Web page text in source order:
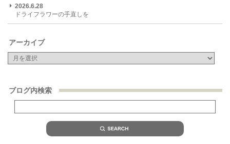
2026.6.28
ドライフラワーの手直しを
アーカイブ
ブログ内検索